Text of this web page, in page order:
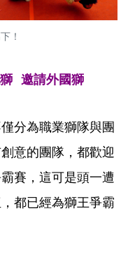
！
邀請外國獅
分為職業獅隊與團
意的團隊，都歡迎
賽，這可是頭一遭
都已經為獅王爭霸